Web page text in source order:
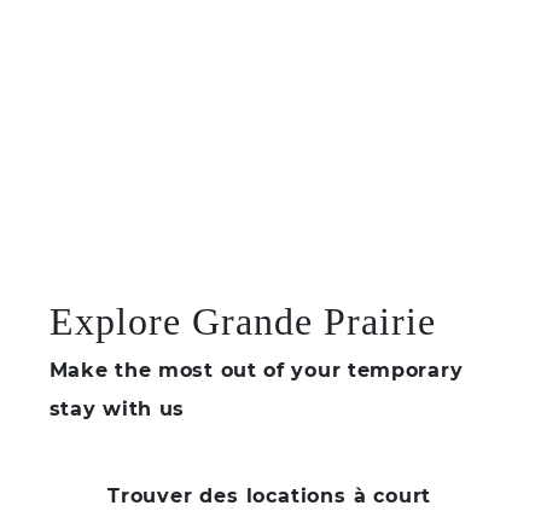
Explore Grande Prairie
Make the most out of your temporary
stay with us
Trouver des locations à court